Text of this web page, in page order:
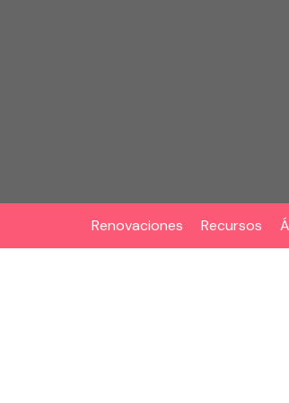
Renovaciones Recursos